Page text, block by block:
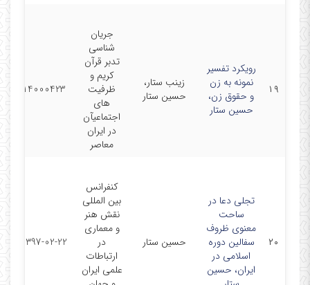
۱۹
رویکرد تفسیر
نمونه به زن
و حقوق زن،
حسین ستار
زینب ستار،
حسین ستار
جریان
شناسی
تدبر قرآن
کریم و
ظرفیت
های
اجتماعیآن
در ایران
معاصر
14000423
۲۰
تجلی دعا در
ساحت
معنوی ظروف
سفالین دوره
اسلامی در
ایران، حسین
حسین ستار
کنفرانس
بین المللی
نقش هنر
و معماری
در
ارتباطات
علمی ایران
1397-02-22